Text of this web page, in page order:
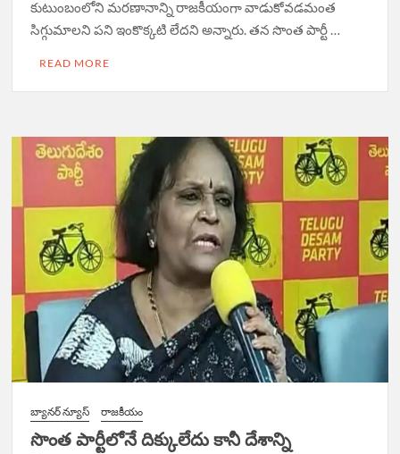
కుటుంబంలోని మరణానాన్ని రాజకీయంగా వాడుకోవడమంత
సిగ్గుమాలని పని ఇంకొక్కటి లేదని అన్నారు. తన సొంత పార్టీ …
READ MORE
బ్యానర్ న్యూస్ రాజకీయం
సొంత పార్టీలోనే దిక్కులేదు కానీ దేశాన్ని